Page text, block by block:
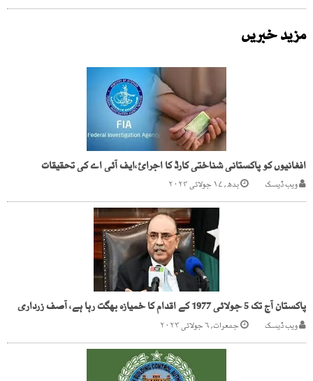
مزید خبریں
افغانیوں کو پاکستانی شناختی کارڈ کا اجرائ،ایف آئی اے کی تحقیقات
ویب ڈیسک بدھ, ۱۷ جولائی ۲۰۲۴
پاکستان آج تک 5 جولائی 1977 کے اقدام کا خمیازہ بھگت رہا ہے، آصف زرداری
ویب ڈیسک جمعرات, ۶ جولائی ۲۰۲۳